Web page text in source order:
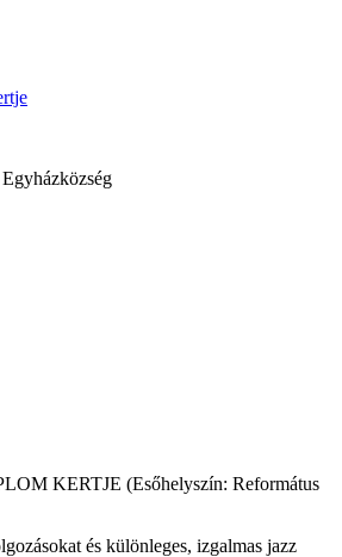
KERTJE (Esőhelyszín: Református
és különleges, izgalmas jazz